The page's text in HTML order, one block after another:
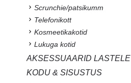
Scrunchie/patsikumm
Telefonikott
Kosmeetikakotid
Lukuga kotid
AKSESSUAARID LASTELE
KODU & SISUSTUS